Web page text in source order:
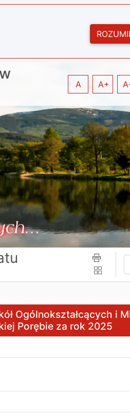
A A+
i Mistrzostwa
Ogólnokształcących i
Porębie za rok 2025